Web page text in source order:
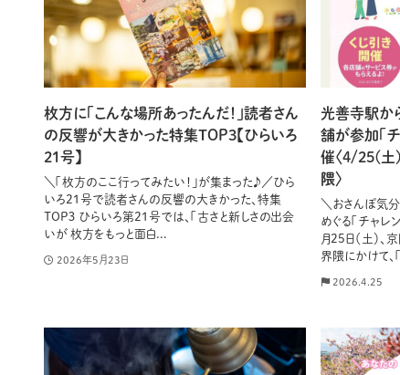
枚方に「こんな場所あったんだ！」読者さん
の反響が大きかった特集TOP3【ひらいろ
21号】
＼「枚方のここ行ってみたい！」が集まった♪／ひら
いろ21号で読者さんの反響の大きかった、特集
TOP３ ひらいろ第21号では、「古さと新しさの出会
いが 枚方をもっと面白...
2026年5月23日
光善寺駅か
舗が参加「
催〈4/25(
隈〉
＼おさんぽ気
めぐる「チャ
月25日（土）
界隈にかけて、
2026.4.25